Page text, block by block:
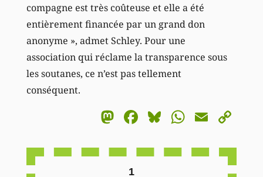
compagne est très coûteuse et elle a été
entièrement financée par un grand don
anonyme », admet Schley. Pour une
association qui réclame la transparence sous
les soutanes, ce n’est pas tellement
conséquent.
Mastodon
Facebook
BlueskyEmail
1